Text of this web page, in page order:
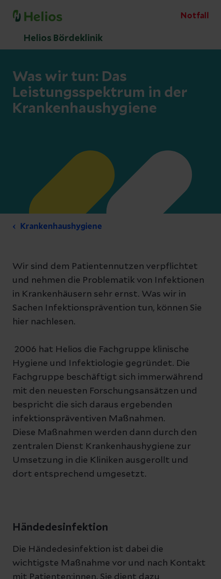
Notfall
Helios Bördeklinik
Was wir tun: Das
Leistungsspektrum in der
Krankenhaushygiene
Krankenhaushygiene
Wir sind dem Patientennutzen verpflichtet
und nehmen die Problematik von Infektionen
in Krankenhäusern sehr ernst. Was wir in
Sachen Infektionsprävention tun, können Sie
hier nachlesen.
2006 hat Helios die Fachgruppe klinische
Hygiene und Infektiologie gegründet. Die
Fachgruppe beschäftigt sich immerwährend
mit den neuesten Forschungsansätzen und
bespricht die sich daraus ergebenden
infektionspräventiven Maßnahmen.
Diese Maßnahmen werden dann durch den
zentralen Dienst Krankenhaushygiene zur
Umsetzung in die Kliniken ausgerollt und
dort entsprechend umgesetzt.
Händedesinfektion
Die Händedesinfektion ist dabei die
wichtigste Maßnahme vor und nach Kontakt
mit Patienten:innen. Sie dient dazu